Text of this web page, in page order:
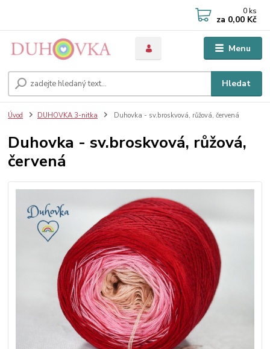
Menu
Hledat
0 ks
za 0,00 Kč
Úvod DUHOVKA 3-nitka Duhovka - sv.broskvová, růžová, červená
Duhovka - sv.broskvová, růžová,
červená